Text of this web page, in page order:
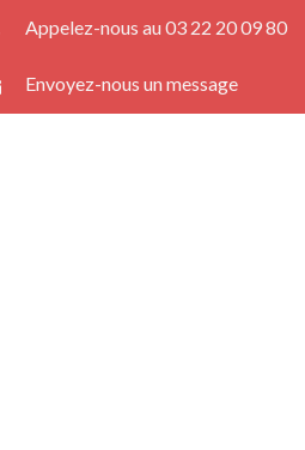
Appelez-nous au 03 22 20 09 80
Envoyez-nous un message